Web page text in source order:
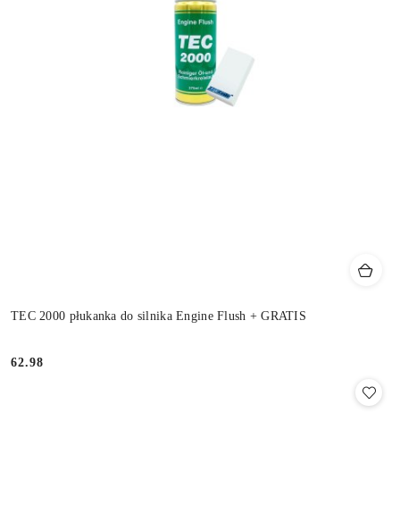
TEC 2000 płukanka do silnika Engine Flush + GRATIS
Cena:
62.98